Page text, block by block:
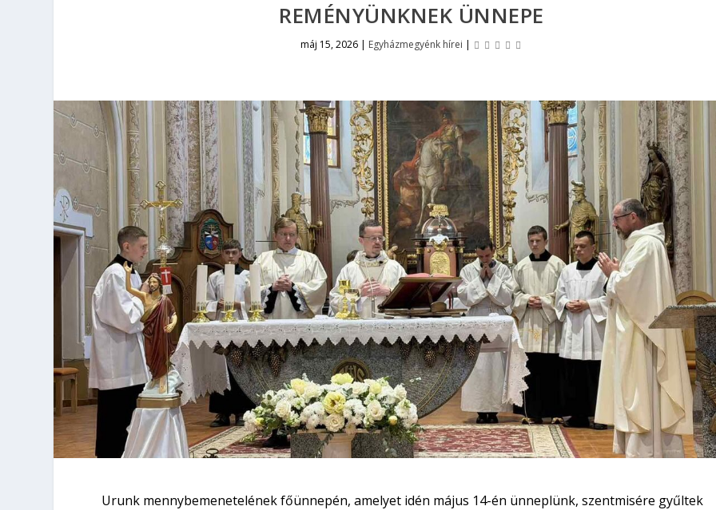
REMÉNYÜNKNEK ÜNNEPE
máj 15, 2026| Egyházmegyénk hírei |
Urunk mennybemenetelének főünnepén, amelyet idén május 14-én ünneplünk, szentmisére gyűltek